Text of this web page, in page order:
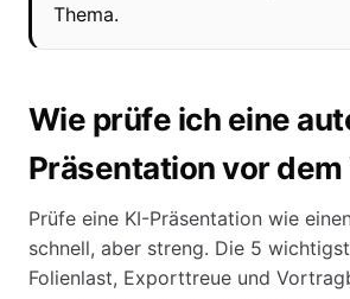
Thema.
Wie prüfe ich eine
Präsentation vor dem
Prüfe eine KI-Präsentation wie
schnell, aber streng. Die 5
Folienlast, Exporttreue und